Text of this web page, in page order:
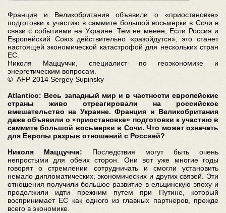
Франция и Великобритания объявили о «приостановке»
подготовки к участию в саммите большой восьмерки в Сочи в
связи с событиями на Украине. Тем не менее, Если Россия и
Европейский Союз действительно «разойдутся», это станет
настоящей экономической катастрофой для нескольких стран
ЕС.
Николя Маццуччи, специалист по геоэкономике и
энергетическим вопросам.
© AFP 2014 Sergey Supinsky
Atlantico: Весь западный мир и в частности европейские
страны живо отреагировали на российское
вмешательство на Украине. Франция и Великобритания
даже объявили о «приостановке» подготовки к участию в
саммите большой восьмерки в Сочи. Что может означать
для Европы разрыв отношений с Россией?
Николя Маццуччи: Последствия могут быть очень
непростыми для обеих сторон. Они вот уже многие годы
говорят о стремлении сотрудничать и смогли установить
немало дипломатических, экономических и других связей. Эти
отношения получили большое развитие в ельцинскую эпоху и
продолжили идти прежним путем при Путине, который
воспринимает ЕС как одного из главных партнеров, прежде
всего в экономике.